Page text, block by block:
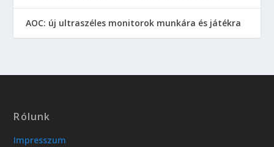
AOC: új ultraszéles monitorok munkára és játékra
Rólunk
Impresszum